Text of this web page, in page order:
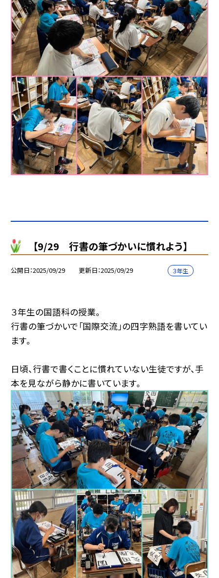
【9/29 行書の筆づかいに慣れよう】
公開日 2025/09/29 更新日 2025/09/29 ３年生
３年生の国語科の授業。
行書の筆づかいで「国際交流」の四字熟語を書いてい
ます。
日頃、行書で書くことに慣れていない生徒ですが、手
本を見ながら静かに書いています。